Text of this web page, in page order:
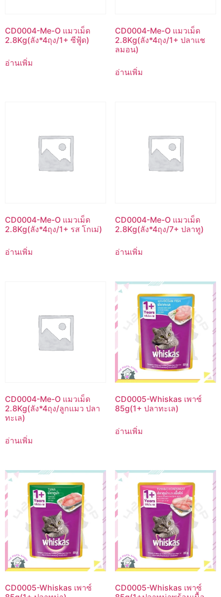
CD0004-Me-O แมวเม็ด
2.8Kg(ลัง*4ถุง/1+ ซีฟู้ด)
อ่านเพิ่ม
CD0004-Me-O แมวเม็ด
2.8Kg(ลัง*4ถุง/1+ ปลาแช
ลมอน)
อ่านเพิ่ม
CD0004-Me-O แมวเม็ด
2.8Kg(ลัง*4ถุง/1+ รส โกเม่)
อ่านเพิ่ม
CD0004-Me-O แมวเม็ด
2.8Kg(ลัง*4ถุง/7+ ปลาทู)
อ่านเพิ่ม
CD0004-Me-O แมวเม็ด
2.8Kg(ลัง*4ถุง/ลูกแมว ปลา
ทะเล)
อ่านเพิ่ม
CD0005-Whiskas เพาซ์
85g(1+ ปลาทะเล)
อ่านเพิ่ม
CD0005-Whiskas เพาซ์
CD0005-Whiskas เพาซ์